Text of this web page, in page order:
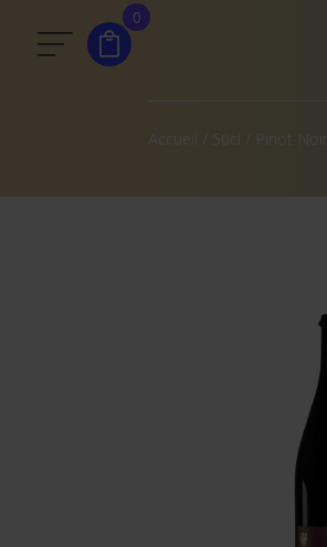
0
Accueil 50cl / Pinot